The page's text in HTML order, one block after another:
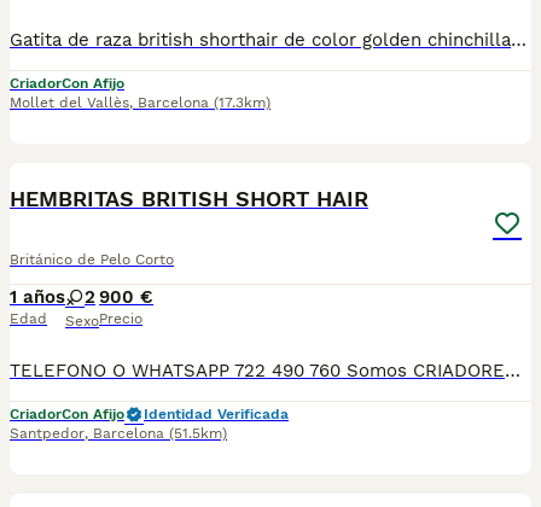
Gatita de raza british shorthair de color golden chinchilla con el Pedigree, vacunas, microchip, cartilla sanitaria, castracion. Padres están testados por PKD, Fiv y Felv, tuend titulic Campeones de España. Mas información por telefono- 665563272
CriadorCon Afijo
Mollet del Vallès, Barcelona (17.3km)
HEMBRITAS BRITISH SHORT HAIR
Británico de Pelo Corto
1 años
Edad
2
Sexo
900 €
Precio
TELEFONO O WHATSAPP 722 490 760 Somos CRIADORES PROFESIONALES, CON NÚCLEO ZOOLÓGICO PROPIO. Seleccionamos para tener los mejores ejemplares tanto a nivel morfología como a nivel de salud y comportamiento. Nuestros cachorros crecen en un ambiente familiar, con unas condiciones higiénico-sanitarias excepcionales y totalmente socializados, tanto con otros animales como con las personas, para garantizar su bienestar animal. No dudes en consultar sobre disponibilidad de entrega, reserva y sus características, Nuestros cachorros se entregan: DESPARASITADOS INTERNA Y EXTERNAMENTE CON SUS VACUNAS AL DÍA CORRESPONDIENTES POR EDAD CARTILLA DE VACUNACIÓN Y GARANTIA COMPLETA DE SALUD ( VÍRICAS, GENÉTICAS Y HEREDITARIAS) POR ESCRITO! PARA MAS INFORMACIÓN, FOTOS/VIDEOS O CONSULTAS LLAMANOS O ESCRIBENOS POR WHATSAPP AL 722 490 760 POSIBILIDAD DE ENTREGA PERSONALIZADA A DOMICILIO EN TODO EL TERRITORIO NACIONAL.
CriadorCon Afijo
Identidad Verificada
Santpedor, Barcelona (51.5km)